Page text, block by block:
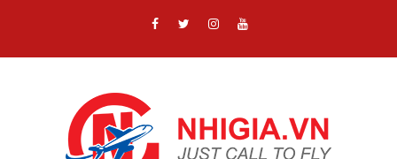
Facebook
TwitterInstagram
Youtube